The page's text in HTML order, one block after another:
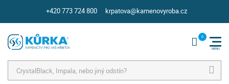
+420 773 724 800 krpatova@kamenovyroba.cz